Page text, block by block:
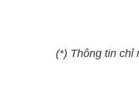
(*) Thông tin chỉ